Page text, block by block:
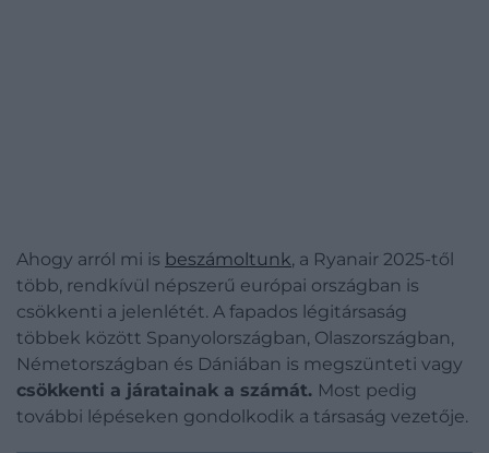
Ahogy arról mi is beszámoltunk, a Ryanair 2025-től
több, rendkívül népszerű európai országban is
csökkenti a jelenlétét. A fapados légitársaság
többek között Spanyolországban, Olaszországban,
Németországban és Dániában is megszünteti vagy
csökkenti a járatainak a számát. Most pedig
további lépéseken gondolkodik a társaság vezetője.